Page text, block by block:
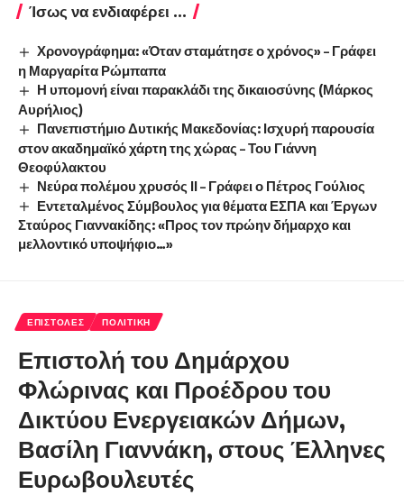
Ίσως να ενδιαφέρει ...
Χρονογράφημα: «Όταν σταμάτησε ο χρόνος» – Γράφει
η Μαργαρίτα Ρώμπαπα
Η υπομονή είναι παρακλάδι της δικαιοσύνης (Μάρκος
Αυρήλιος)
Πανεπιστήμιο Δυτικής Μακεδονίας: Ισχυρή παρουσία
στον ακαδημαϊκό χάρτη της χώρας – Του Γιάννη
Θεοφύλακτου
Νεύρα πολέμου χρυσός ΙΙ – Γράφει ο Πέτρος Γούλιος
Εντεταλμένος Σύμβουλος για θέματα ΕΣΠΑ και Έργων
Σταύρος Γιαννακίδης: «Προς τον πρώην δήμαρχο και
μελλοντικό υποψήφιο…»
ΕΠΙΣΤΟΛΈΣ ΠΟΛΙΤΙΚΉ
Επιστολή του Δημάρχου
Φλώρινας και Προέδρου του
Δικτύου Ενεργειακών Δήμων,
Βασίλη Γιαννάκη, στους Έλληνες
Ευρωβουλευτές